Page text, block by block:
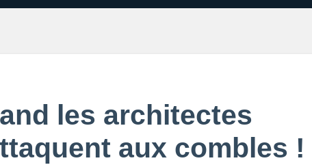
les architectes
aux combles !